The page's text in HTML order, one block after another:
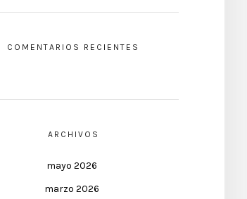
COMENTARIOS RECIENTES
ARCHIVOS
mayo 2026
marzo 2026